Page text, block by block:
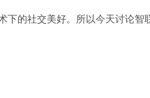
的社交美好。所以今天讨论智